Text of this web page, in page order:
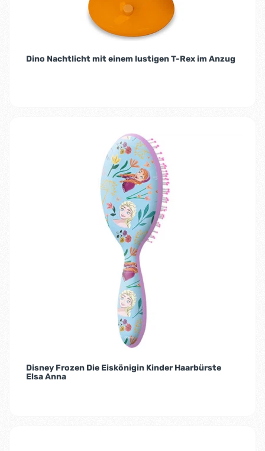
Dino Nachtlicht mit einem lustigen T-Rex im Anzug
Disney Frozen Die Eiskönigin Kinder Haarbürste
Elsa Anna